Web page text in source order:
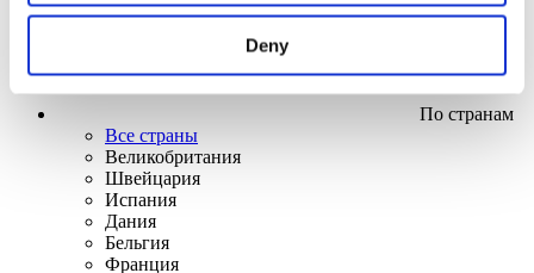
Deny
По странам
Все страны
Великобритания
Швейцария
Испания
Дания
Бельгия
Франция